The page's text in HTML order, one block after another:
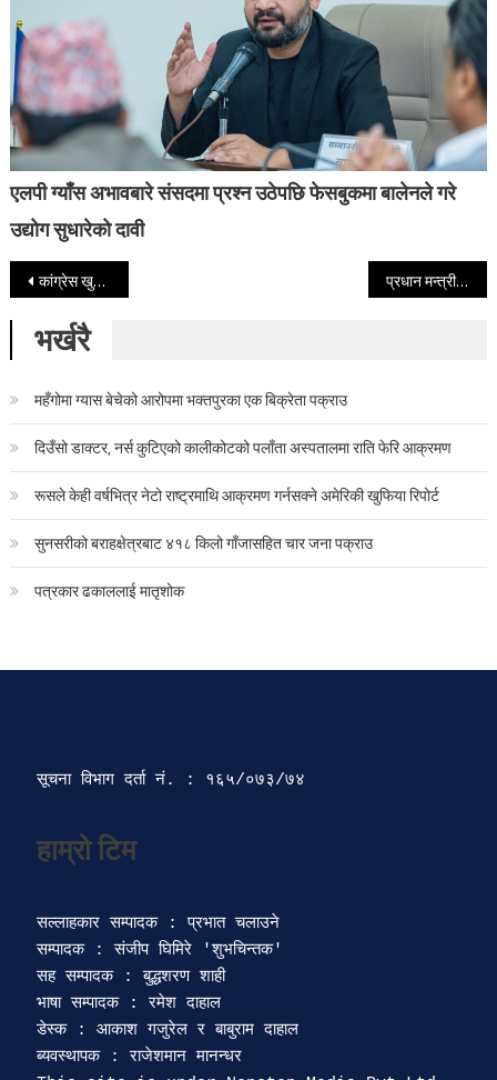
एलपी ग्याँस अभावबारे संसदमा प्रश्न उठेपछि फेसबुकमा बालेनले गरे
उद्योग सुधारेको दावी
Post navigation
कांग्रेस खुलातर्फ केन्द्रीय सदस्यको मतगणना जारी शशांक कोइरालाको अग्रता, आजै नतिजा आउने प्रधान मन्त्री देउवा द्वारा काठमाडौँ महानगर पालिकाका मेयर शाक्य तथा उप मेयर खडगी सम्मानित
भर्खरै
महँगोमा ग्यास बेचेको आरोपमा भक्तपुरका एक बिक्रेता पक्राउ
दिउँसो डाक्टर, नर्स कुटिएको कालीकोटको पलाँता अस्पतालमा राति फेरि आक्रमण
रूसले केही वर्षभित्र नेटो राष्ट्रमाथि आक्रमण गर्नसक्ने अमेरिकी खुफिया रिपोर्ट
सुनसरीको बराहक्षेत्रबाट ४१८ किलो गाँजासहित चार जना पक्राउ
पत्रकार ढकाललाई मातृशोक
सूचना विभाग दर्ता‍ नं. : १६५/०७३/७४
हाम्रो टिम
सल्लाहकार सम्पादक : प्रभात चलाउने
सम्पादक : संजीप घिमिरे 'शुभचिन्तक'
सह सम्पादक : बुद्धशरण शाही
भाषा सम्पादक : रमेश दाहाल
डेस्क : आकाश गजुरेल र बाबुराम दाहाल
ब्यवस्थापक : राजेशमान मानन्धर